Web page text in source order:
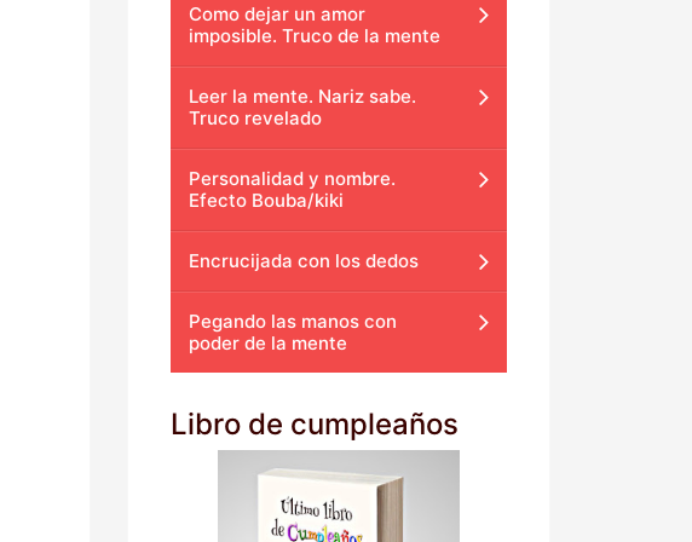
Como dejar un amor
imposible. Truco de la mente
Leer la mente. Nariz sabe.
Truco revelado
Personalidad y nombre.
Efecto Bouba/kiki
Encrucijada con los dedos
Pegando las manos con
poder de la mente
Libro de cumpleaños